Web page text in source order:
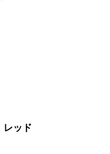
ッド